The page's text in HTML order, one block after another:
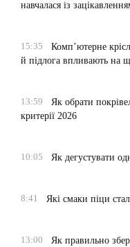
навчалася із
15:35
Комп’ютерне
й підлога впливають на
13:59
Як обрати
критерії 2026
10:05
Як дегустувати
8:41
Які смаки піци
13:00
Як правильно